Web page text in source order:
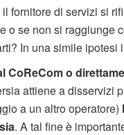
fornitore di servizi si
o se non si raggiunge
In una simile ipotesi
CoReCom o
attiene a disservizi
a un altro operatore)
. A tal fine è